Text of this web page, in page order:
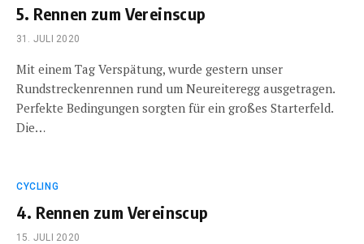
5. Rennen zum Vereinscup
31. JULI 2020
Mit einem Tag Verspätung, wurde gestern unser
Rundstreckenrennen rund um Neureiteregg ausgetragen.
Perfekte Bedingungen sorgten für ein großes Starterfeld.
Die…
CYCLING
4. Rennen zum Vereinscup
15. JULI 2020